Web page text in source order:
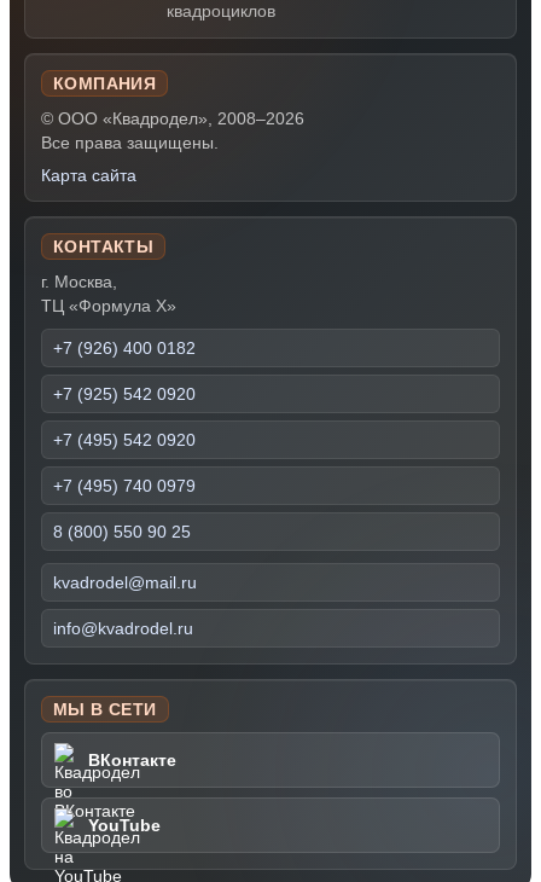
квадроциклов
КОМПАНИЯ
© ООО «Квадродел», 2008–2026
Все права защищены.
Карта сайта
КОНТАКТЫ
г. Москва,
ТЦ «Формула Х»
+7 (926) 400 0182
+7 (925) 542 0920
+7 (495) 542 0920
+7 (495) 740 0979
8 (800) 550 90 25
kvadrodel@mail.ru
info@kvadrodel.ru
МЫ В СЕТИ
ВКонтакте
YouTube